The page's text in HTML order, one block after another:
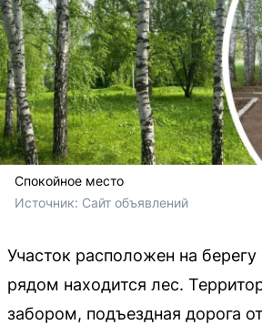
Спокойное место
Источник: Сайт объявлений
Участок расположен на
рядом находится лес.
забором, подъездная дорога